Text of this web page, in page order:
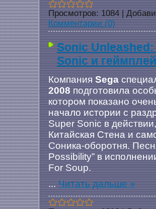
Просмотров: 1084 |
Комментарии (0)
Sonic
Sonic и
КомпанияSega
2008подготовила
котором показано
начало истории с
Super Sonic в
Китайская Стена и
Соника-оборотня.
Possibility” в
For Soup.
...Читать дальше »